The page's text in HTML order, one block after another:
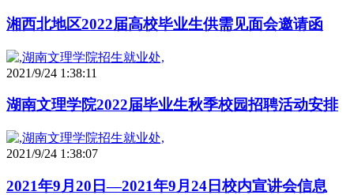
湘西北地区2022届高校毕业生供需见面会邀请函
2021/9/24 1:38:11
湖南文理学院2022届毕业生秋季校园招聘活动安排
2021/9/24 1:38:07
2021年9月20日—2021年9月24日校内宣讲会信息